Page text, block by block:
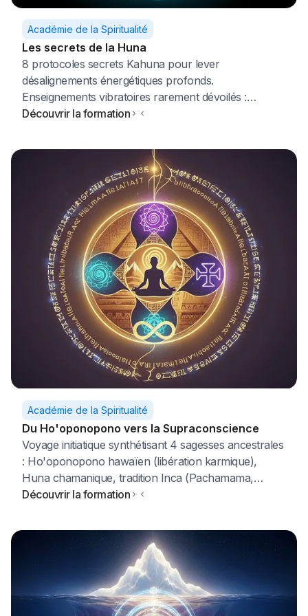
Nouvelle formation
Académie de la Spiritualité
Les secrets de la Huna
8 protocoles secrets Kahuna pour lever
désalignements énergétiques profonds.
Enseignements vibratoires rarement dévoilés :
nombres sacrés, couleurs forces, animaux totem,
(guérison). 3 bonus : abondance financière, harmonie
relationnelle, manifestation puissante.
Découvrir la formation
Académie de la Spiritualité
Du Ho'oponopono vers la Supraconscience
Voyage initiatique synthétisant 4 sagesses ancestrales
: Ho'oponopono hawaïen (libération karmique),
Huna chamanique, tradition Inca (Pachamama,
Kasuy), mystères égyptiens (expansion conscience).
Découvrir la formation